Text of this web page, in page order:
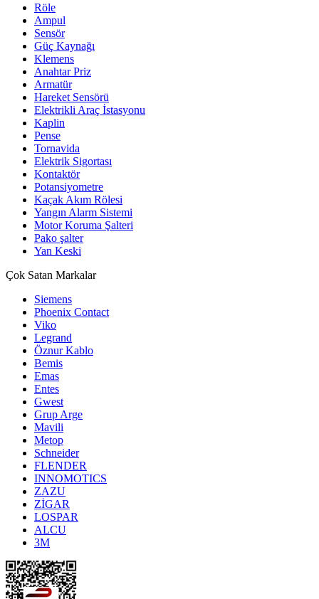
Röle
Ampul
Sensör
Güç Kaynağı
Klemens
Anahtar Priz
Armatür
Hareket Sensörü
Elektrikli Araç İstasyonu
Kaplin
Pense
Tornavida
Elektrik Sigortası
Kontaktör
Potansiyometre
Kaçak Akım Rölesi
Yangın Alarm Sistemi
Motor Koruma Şalteri
Pako şalter
Yan Keski
Çok Satan Markalar
Siemens
Phoenix Contact
Viko
Legrand
Öznur Kablo
Bemis
Emas
Entes
Gwest
Grup Arge
Mavili
Metop
Schneider
FLENDER
INNOMOTICS
ZAZU
ZİGAR
LOSPAR
ALCU
3M